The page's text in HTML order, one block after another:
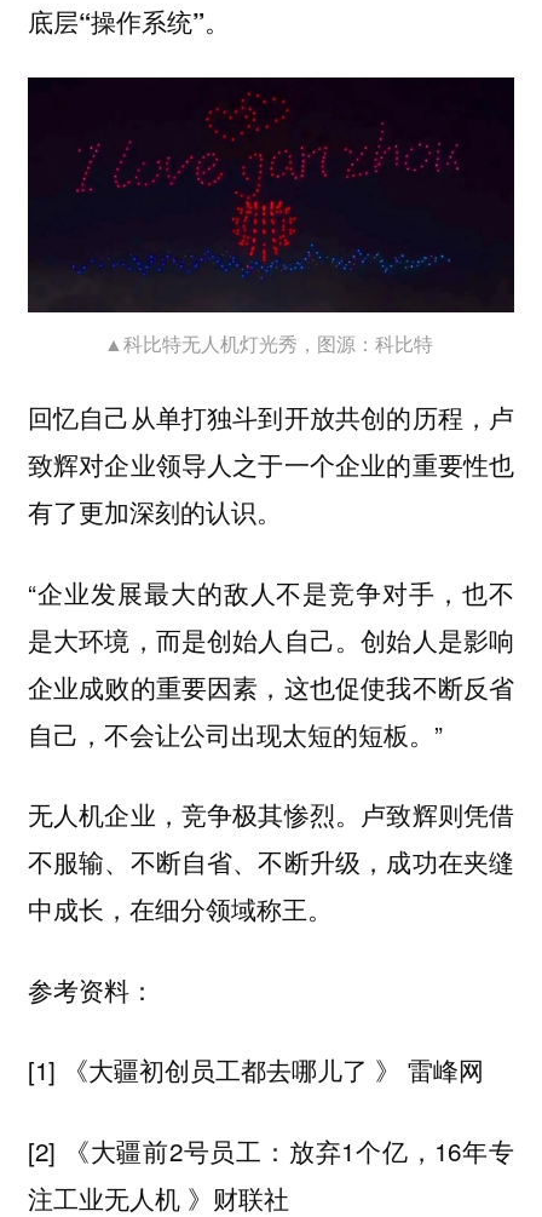
底层“操作系统”。
▲科比特无人机灯光秀，图源：科比特
回忆自己从单打独斗到开放共创的历程，卢
致辉对企业领导人之于一个企业的重要性也
有了更加深刻的认识。
“企业发展最大的敌人不是竞争对手，也不
是大环境，而是创始人自己。创始人是影响
企业成败的重要因素，这也促使我不断反省
自己，不会让公司出现太短的短板。”
无人机企业，竞争极其惨烈。卢致辉则凭借
不服输、不断自省、不断升级，成功在夹缝
中成长，在细分领域称王。
参考资料：
[1] 《大疆初创员工都去哪儿了 》 雷峰网
[2] 《大疆前2号员工：放弃1个亿，16年专
注工业无人机 》财联社